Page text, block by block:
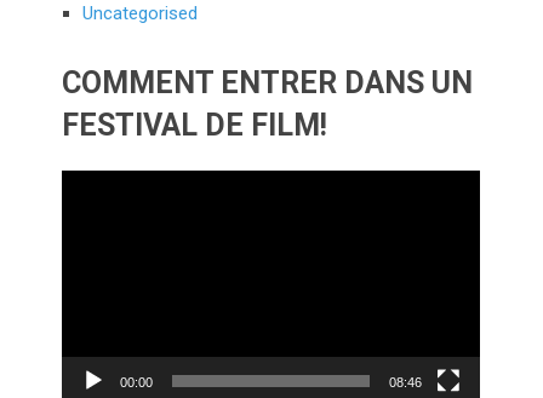
Uncategorised
COMMENT ENTRER DANS UN
FESTIVAL DE FILM!
00:00 08:46